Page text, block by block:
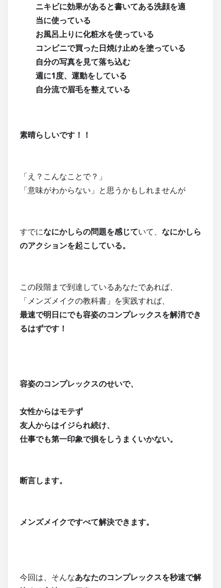
ニキビに効果があると書いてある洗顔を適
当に使っている
お風呂上りに化粧水を使っている
コンビニで買った日焼け止めを塗っている
自分の写真を見て落ち込む
週に1度、運動をしている
自分流で眉毛を整えている
素晴らしいです！！
「え？こんなことで？」
「意味がわからない」と思うかもしれませんが
すでになにかしらの問題を感じていて、 なにかしら
のアクションを起こしている。
この段階まで到達しているあなたであれば、
「メンズメイクの教科書」を実践すれば、
最速で明日にでも容姿のコンプレックスを解消でき
るはずです！
容姿のコンプレックスのせいで、
女性からはモテず
友人からはイジられ続け、
仕事でも第一印象で損をしうまくいかない。
断言します。
メンズメイクですべて解決できます。
今回は、そんなあなたのコンプレックスを秒速で解